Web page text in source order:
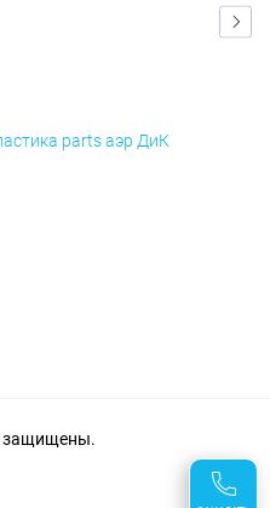
parts аэр ДиК
защищены.